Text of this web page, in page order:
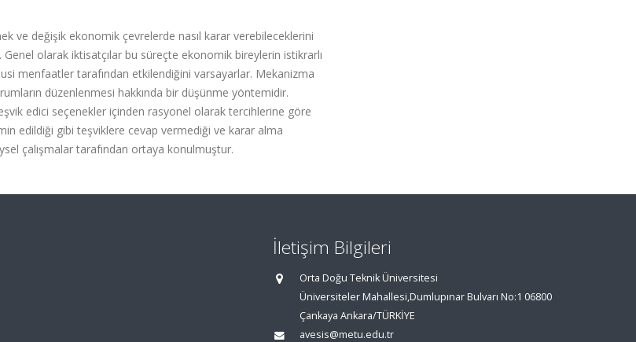
ve değişik ekonomik çevrelerde nasıl karar verebileceklerini
olarak iktisatçılar bu süreçte ekonomik bireylerin istikrarlı
menfaatler tarafından etkilendiğini varsayarlar. Mekanizma
düzenlenmesi hakkında bir düşünme yöntemidir.
edici seçenekler içinden rasyonel olarak tercihlerine göre
edildiği gibi teşviklere cevap vermediği ve karar alma
çalışmalar tarafından ortaya konulmuştur.
İletişim Bilgileri
Orta Doğu Teknik Üniversitesi
Üniversiteler Mahallesi,Dumlupınar Bulvarı No:1 06800
Çankaya Ankara/TÜRKİYE
avesis@metu.edu.tr